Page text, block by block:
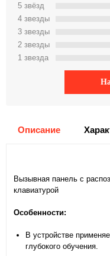
5 звёзд
4 звeзды
3 звeзды
2 звeзды
1 звeзда
Описание
Вызывная панель c
клавиатурой
Особенности:
В устройстве
глубокого обучения.